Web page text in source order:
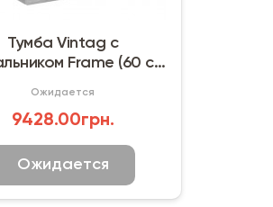
Тумба Vintag с
Frame (60 см)
Ожидается
9428.00грн.
Ожидается